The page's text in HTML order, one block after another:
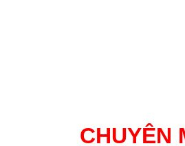
CHUYÊN